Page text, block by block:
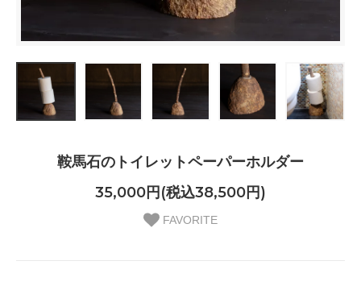
鞍馬石のトイレットペーパーホルダー
35,000円(税込38,500円)
FAVORITE